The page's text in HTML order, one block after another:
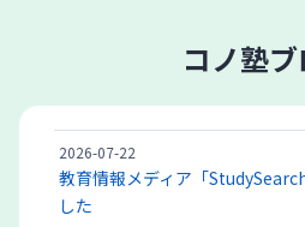
コノ塾
2026-07-22
教育情報メディア「
した